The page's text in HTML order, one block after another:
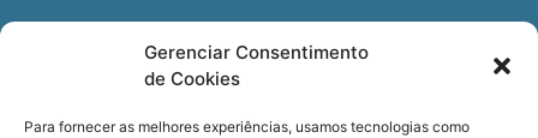
Gerenciar Consentimento
de Cookies
Para fornecer as melhores experiências, usamos tecnologias como
Newsletter
especializadas, cursos e eventos?